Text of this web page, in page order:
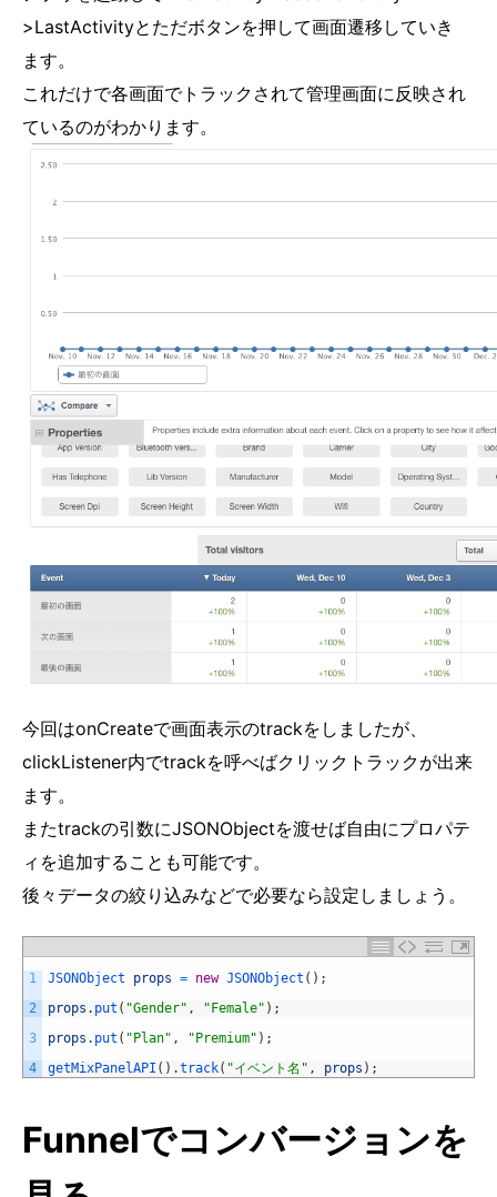
>LastActivityとただボタンを押して画面遷移していき
ます。
これだけで各画面でトラックされて管理画面に反映され
ているのがわかります。
今回はonCreateで画面表示のtrackをしましたが、
clickListener内でtrackを呼べばクリックトラックが出来
ます。
またtrackの引数にJSONObjectを渡せば自由にプロパテ
ィを追加することも可能です。
後々データの絞り込みなどで必要なら設定しましょう。
1
2
3
4
JSONObject props = new JSONObject ( ) ;
props . put ( "Gender" , "Female" ) ;
props . put ( "Plan" , "Premium" ) ;
getMixPanelAPI ( ) .track( "イベント名" , props ) ;
Funnelでコンバージョンを